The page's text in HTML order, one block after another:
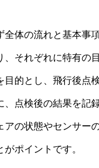
全体の流れと基本事
それぞれに特有の
的とし、飛行後点
点検後の結果を記
の状態やセンサー
ポイントです。